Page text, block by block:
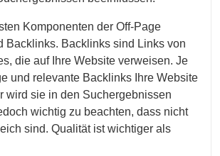
Komponenten der Off-Page
Backlinks. Backlinks sind Links von
die auf Ihre Website verweisen. Je
und relevante Backlinks Ihre Website
wird sie in den Suchergebnissen
wichtig zu beachten, dass nicht
sind. Qualität ist wichtiger als